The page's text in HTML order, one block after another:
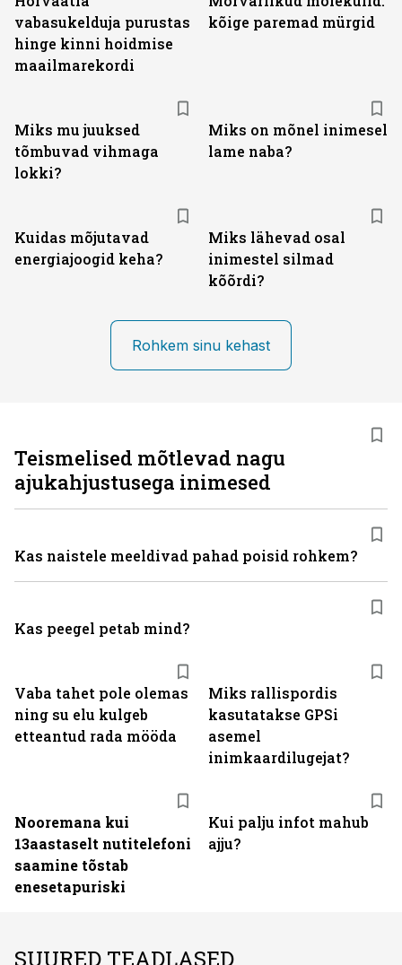
vabasukelduja purustas
hinge kinni hoidmise
maailmarekordi
kõige paremad mürgid
Miks mu juuksed
tõmbuvad vihmaga
lokki?
Miks on mõnel inimesel
lame naba?
Kuidas mõjutavad
energiajoogid keha?
Miks lähevad osal
inimestel silmad
kõõrdi?
Rohkem sinu kehast
Vaba tahet pole olemas
ning su elu kulgeb
etteantud rada mööda
Miks rallispordis
kasutatakse GPSi
asemel
inimkaardilugejat?
Nooremana kui
13aastaselt nutitelefoni
saamine tõstab
enesetapuriski
Kui palju infot mahub
ajju?
Teismelised mõtlevad nagu
ajukahjustusega inimesed
Kas naistele meeldivad pahad poisid rohkem?
Kas peegel petab mind?
SUURED TEADLASED